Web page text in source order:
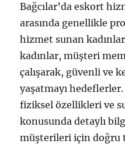
Bağcılar’da eskort
arasında genellikle
hizmet sunan
kadınlar, müşteri
çalışarak, güvenli ve
yaşatmayı
fiziksel özellikleri ve
konusunda detaylı
müşterileri için doğru